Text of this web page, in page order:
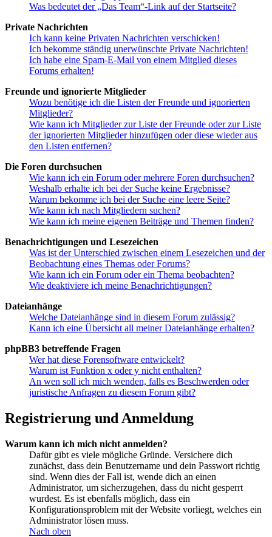
Was bedeutet der „Das Team“-Link auf der Startseite?
Private Nachrichten
Ich kann keine Privaten Nachrichten verschicken!
Ich bekomme ständig unerwünschte Private Nachrichten!
Ich habe eine Spam-E-Mail von einem Mitglied dieses
Forums erhalten!
Freunde und ignorierte Mitglieder
Wozu benötige ich die Listen der Freunde und ignorierten
Mitglieder?
Wie kann ich Mitglieder zur Liste der Freunde oder zur Liste
der ignorierten Mitglieder hinzufügen oder diese wieder aus
den Listen entfernen?
Die Foren durchsuchen
Wie kann ich ein Forum oder mehrere Foren durchsuchen?
Weshalb erhalte ich bei der Suche keine Ergebnisse?
Warum bekomme ich bei der Suche eine leere Seite?
Wie kann ich nach Mitgliedern suchen?
Wie kann ich meine eigenen Beiträge und Themen finden?
Benachrichtigungen und Lesezeichen
Was ist der Unterschied zwischen einem Lesezeichen und der
Beobachtung eines Themas oder Forums?
Wie kann ich ein Forum oder ein Thema beobachten?
Wie deaktiviere ich meine Benachrichtigungen?
Dateianhänge
Welche Dateianhänge sind in diesem Forum zulässig?
Kann ich eine Übersicht all meiner Dateianhänge erhalten?
phpBB3 betreffende Fragen
Wer hat diese Forensoftware entwickelt?
Warum ist Funktion x oder y nicht enthalten?
An wen soll ich mich wenden, falls es Beschwerden oder
juristische Anfragen zu diesem Forum gibt?
Registrierung und Anmeldung
Warum kann ich mich nicht anmelden?
Dafür gibt es viele mögliche Gründe. Versichere dich
zunächst, dass dein Benutzername und dein Passwort richtig
sind. Wenn dies der Fall ist, wende dich an einen
Administrator, um sicherzugehen, dass du nicht gesperrt
wurdest. Es ist ebenfalls möglich, dass ein
Konfigurationsproblem mit der Website vorliegt, welches ein
Administrator lösen muss.
Nach oben